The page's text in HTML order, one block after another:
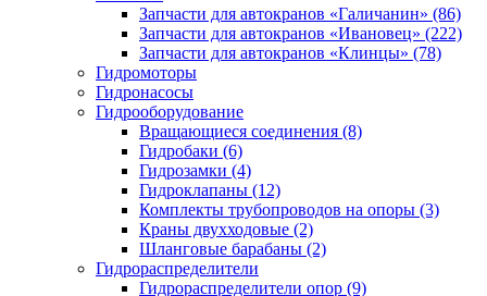
Запчасти для автокранов «Галичанин» (86)
Запчасти для автокранов «Ивановец» (222)
Запчасти для автокранов «Клинцы» (78)
Гидромоторы
Гидронасосы
Гидрооборудование
Вращающиеся соединения (8)
Гидробаки (6)
Гидрозамки (4)
Гидроклапаны (12)
Комплекты трубопроводов на опоры (3)
Краны двухходовые (2)
Шланговые барабаны (2)
Гидрораспределители
Гидрораспределители опор (9)